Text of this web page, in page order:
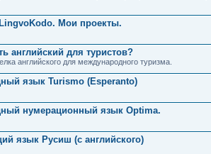
Мои проекты.
английский для туристов?
английского для международного туризма.
язык Turismo (Esperanto)
нумерационный язык Optima.
язык Русиш (с английского)